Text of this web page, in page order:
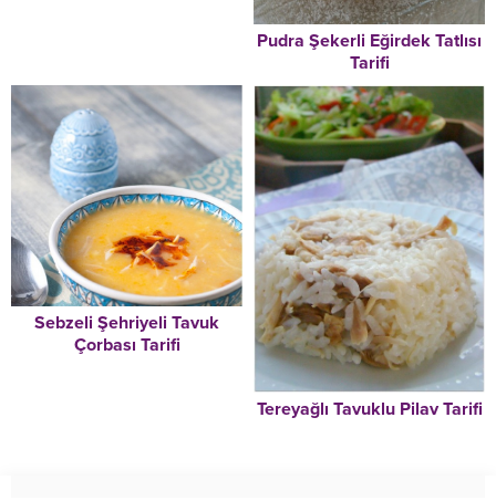
Pudra Şekerli Eğirdek Tatlısı
Tarifi
Sebzeli Şehriyeli Tavuk
Çorbası Tarifi
Tereyağlı Tavuklu Pilav Tarifi